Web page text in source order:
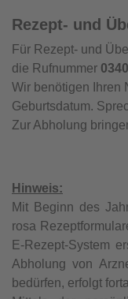
Rezept- und
Für Rezept- und
die Rufnummer
Wir benötigen Ihren
Geburtsdatum.
Zur Abholung
Hinweis:
Mit Beginn des
rosa
E-Rezept-System
Abholung von
bedürfen, erfolgt